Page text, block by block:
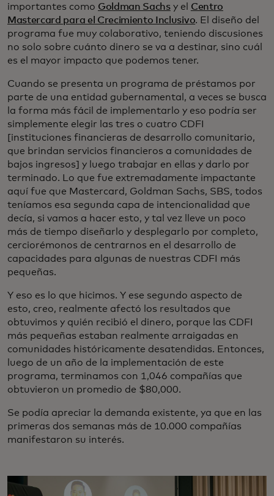
importantes como Goldman Sachsy el Centro
Mastercard para el Crecimiento Inclusivo. El diseño del
programa fue muy colaborativo, teniendo discusiones
no solo sobre cuánto dinero se va a destinar, sino cuál
es el mayor impacto que podemos tener.
Cuando se presenta un programa de préstamos por
parte de una entidad gubernamental, a veces se busca
la forma más fácil de implementarlo y eso podría ser
simplemente elegir las tres o cuatro CDFI
[instituciones financieras de desarrollo comunitario,
que brindan servicios financieros a comunidades de
bajos ingresos] y luego trabajar en ellas y darlo por
terminado. Lo que fue extremadamente impactante
aquí fue que Mastercard, Goldman Sachs, SBS, todos
teníamos esa segunda capa de intencionalidad que
decía, si vamos a hacer esto, y tal vez lleve un poco
más de tiempo diseñarlo y desplegarlo por completo,
cerciorémonos de centrarnos en el desarrollo de
capacidades para algunas de nuestras CDFI más
pequeñas.
Y eso es lo que hicimos. Y ese segundo aspecto de
esto, creo, realmente afectó los resultados que
obtuvimos y quién recibió el dinero, porque las CDFI
más pequeñas estaban realmente arraigadas en
comunidades históricamente desatendidas. Entonces,
luego de un año de la implementación de este
programa, terminamos con 1,046 compañías que
obtuvieron un promedio de $80,000.
Se podía apreciar la demanda existente, ya que en las
primeras dos semanas más de 10.000 compañías
manifestaron su interés.